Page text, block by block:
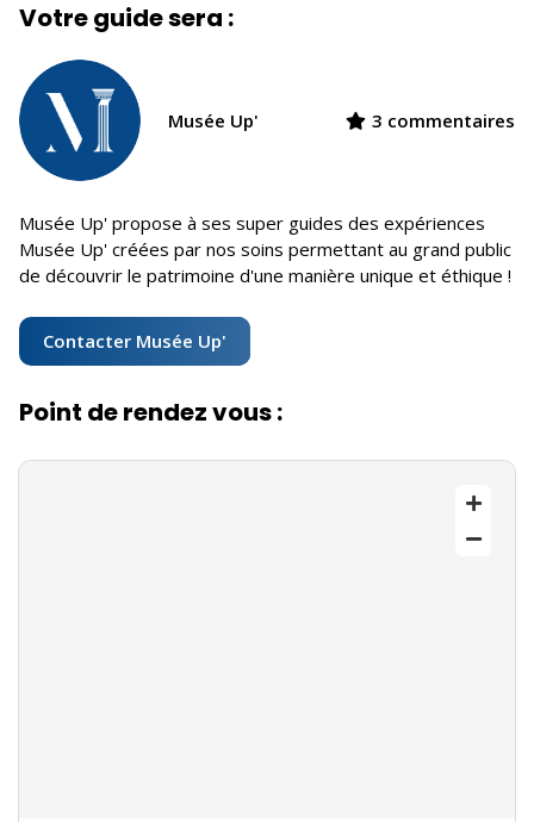
Votre guide sera :
Musée Up' 3 commentaires
Musée Up' propose à ses super guides des expériences
Musée Up' créées par nos soins permettant au grand public
de découvrir le patrimoine d'une manière unique et éthique !
Contacter Musée Up'
Point de rendez vous :